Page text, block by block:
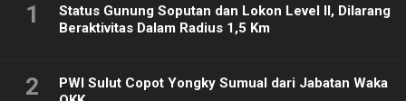
1
Status Gunung Soputan dan Lokon Level II, Dilarang
Beraktivitas Dalam Radius 1,5 Km
2
PWI Sulut Copot Yongky Sumual dari Jabatan Waka